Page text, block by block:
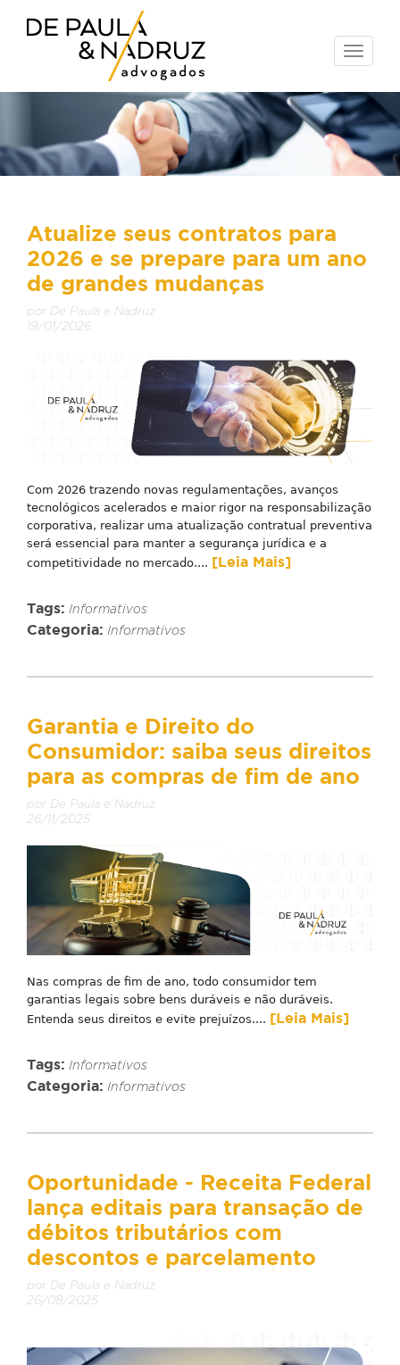
Toggle
Atualize seus contratos para
2026 e se prepare para um ano
de grandes mudanças
por De Paula e Nadruz
19/01/2026
Com 2026 trazendo novas regulamentações, avanços
tecnológicos acelerados e maior rigor na responsabilização
corporativa, realizar uma atualização contratual preventiva
será essencial para manter a segurança jurídica e a
competitividade no mercado.... [Leia Mais]
Tags: Informativos
Categoria: Informativos
Garantia e Direito do
Consumidor: saiba seus direitos
para as compras de fim de ano
por De Paula e Nadruz
26/11/2025
Nas compras de fim de ano, todo consumidor tem
garantias legais sobre bens duráveis e não duráveis.
Entenda seus direitos e evite prejuízos.... [Leia Mais]
Tags: Informativos
Categoria: Informativos
Oportunidade - Receita Federal
lança editais para transação de
débitos tributários com
descontos e parcelamento
por De Paula e Nadruz
26/08/2025